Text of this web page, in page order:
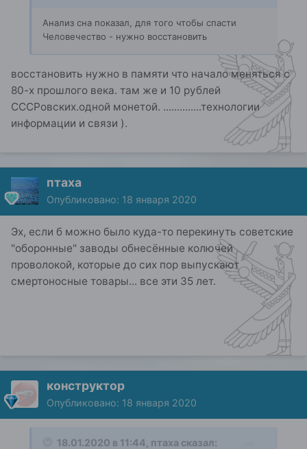
Анализ сна показал, для того чтобы спасти
Человечество - нужно восстановить
восстановить нужно в памяти что начало меняться с
80-х прошлого века. там же и 10 рублей
СССРовских.одной монетой. ..............технологии
информации и связи ).
птаха
Опубликовано: 18 января 2020
Эх, если б можно было куда-то перекинуть советские
"оборонные" заводы обнесённые колючей
проволокой, которые до сих пор выпускают
смертоносные товары... все эти 35 лет.
конструктор
Опубликовано: 18 января 2020
18.01.2020 в 11:44, птаха сказал: